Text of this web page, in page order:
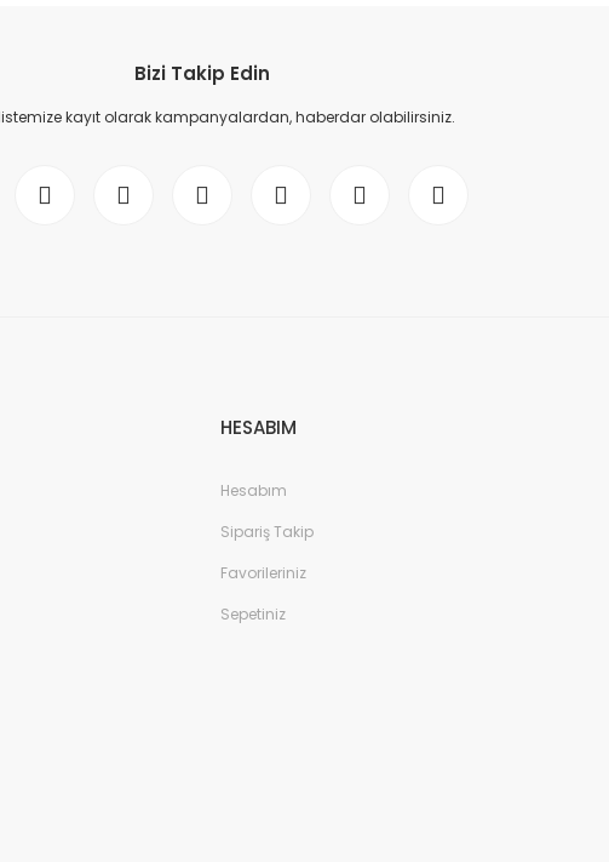
Bizi Takip Edin
kayıt olarak kampanyalardan, haberdar olabilirsiniz.
HESABIM
Hesabım
Sipariş Takip
Favorileriniz
Sepetiniz